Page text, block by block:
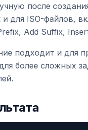
после
для ISO-файлов,
Add Suffix,
подходит и для
более сложных